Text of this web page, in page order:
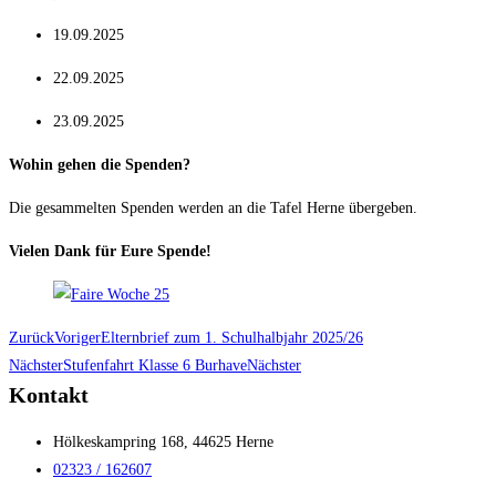
19.09.2025
22.09.2025
23.09.2025
Wohin gehen die Spenden?
Die gesammelten Spenden werden an die Tafel Herne übergeben.
Vielen Dank für Eure Spende!
ZurückVorigerElternbrief zum 1. Schulhalbjahr 2025/26
NächsterStufenfahrt Klasse 6 BurhaveNächster
Kontakt
Hölkeskampring 168, 44625 Herne
02323 / 162607